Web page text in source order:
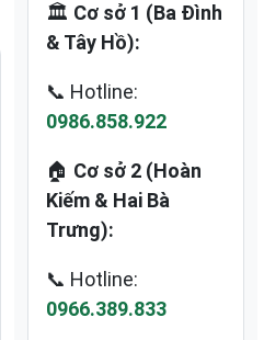
🏛️ Cơ sở 1 (Ba Đình
& Tây Hồ):
📞 Hotline:
0986.858.922
🏠 Cơ sở 2 (Hoàn
Kiếm & Hai Bà
Trưng):
📞 Hotline:
0966.389.833